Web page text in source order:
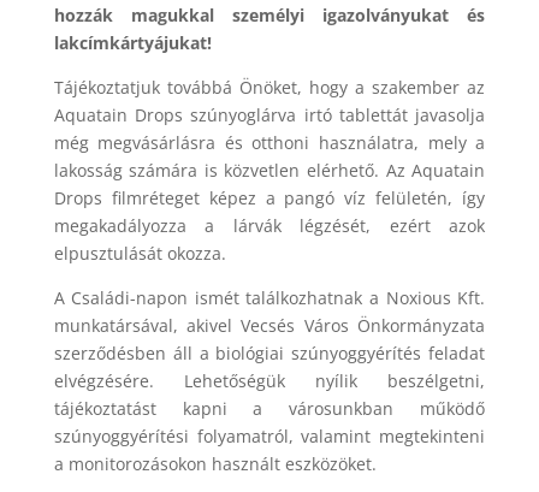
hozzák magukkal személyi igazolványukat és
lakcímkártyájukat!
Tájékoztatjuk továbbá Önöket, hogy a szakember az
Aquatain Drops szúnyoglárva irtó tablettát javasolja
még megvásárlásra és otthoni használatra, mely a
lakosság számára is közvetlen elérhető. Az Aquatain
Drops filmréteget képez a pangó víz felületén, így
megakadályozza a lárvák légzését, ezért azok
elpusztulását okozza.
A Családi-napon ismét találkozhatnak a Noxious Kft.
munkatársával, akivel Vecsés Város Önkormányzata
szerződésben áll a biológiai szúnyoggyérítés feladat
elvégzésére. Lehetőségük nyílik beszélgetni,
tájékoztatást kapni a városunkban működő
szúnyoggyérítési folyamatról, valamint megtekinteni
a monitorozásokon használt eszközöket.